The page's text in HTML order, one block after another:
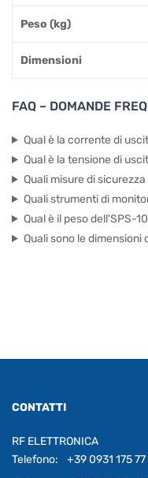
Peso (kg)
Dimensioni
FAQ – DOMANDE
Qual è la corrente di
Qual è la tensione di
Quali misure di
Quali strumenti di
Qual è il peso dell'SPS-
Quali sono le dimensioni
CONTATTI
RF ELETTRONICA
Telefono:
+39 0931 175